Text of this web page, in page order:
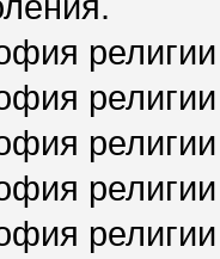
религии
религии
религии